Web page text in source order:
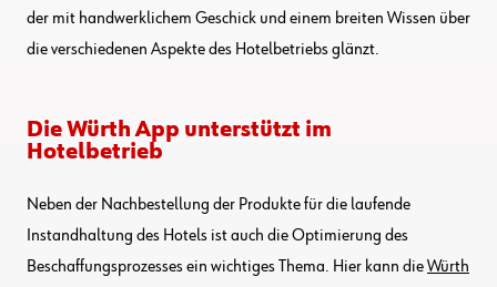
der mit handwerklichem Geschick und einem breiten Wissen über
die verschiedenen Aspekte des Hotelbetriebs glänzt.
Die Würth App unterstützt im
Hotelbetrieb
Neben der Nachbestellung der Produkte für die laufende
Instandhaltung des Hotels ist auch die Optimierung des
Beschaffungsprozesses ein wichtiges Thema. Hier kann dieWürth